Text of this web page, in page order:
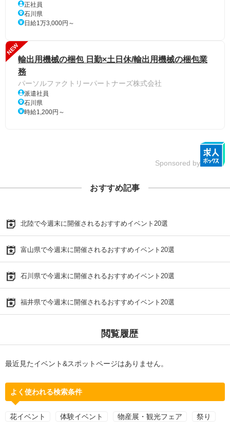
正社員
石川県
日給1万3,000円～
NEW
輸出用機械の梱包 日勤×土日休/輸出用機械の梱包業
務
パーソルファクトリーパートナーズ株式会社
派遣社員
石川県
時給1,200円～
Sponsored by
おすすめ記事
北陸で今週末に開催されるおすすめイベント20選
富山県で今週末に開催されるおすすめイベント20選
石川県で今週末に開催されるおすすめイベント20選
福井県で今週末に開催されるおすすめイベント20選
閲覧履歴
最近見たイベント&スポットページはありません。
よく使われる検索条件
花イベント 体験イベント 物産展・観光フェア 祭り